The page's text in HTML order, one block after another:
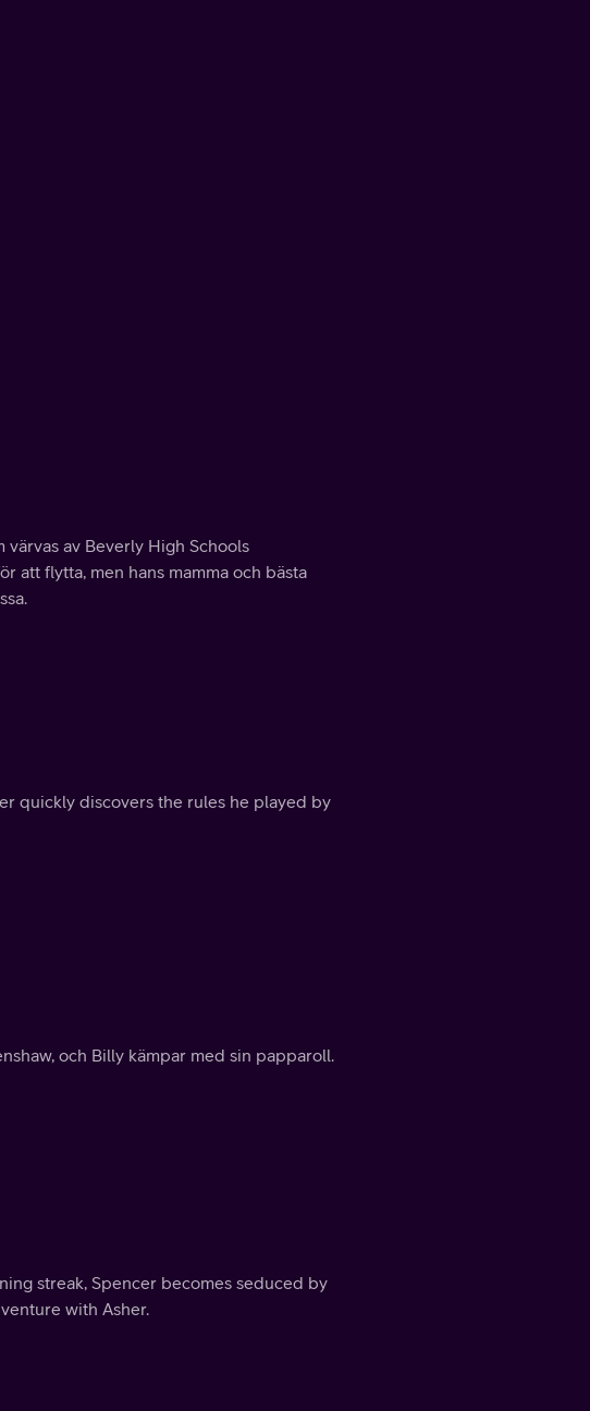
av Beverly High Schools
att flytta, men hans mamma och bästa
quickly discovers the rules he played by
och Billy kämpar med sin papparoll.
streak, Spencer becomes seduced by
with Asher.